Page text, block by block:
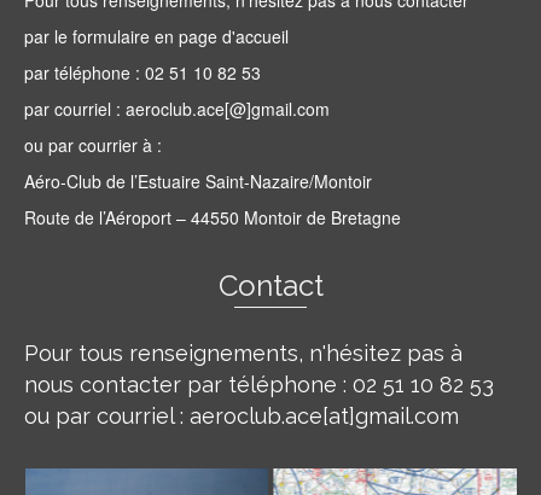
par le formulaire en page d'accueil
par téléphone : 02 51 10 82 53
par courriel : aeroclub.ace[@]gmail.com
ou par courrier à :
Aéro-Club de l’Estuaire Saint-Nazaire/Montoir
Route de l’Aéroport – 44550 Montoir de Bretagne
Contact
Pour tous renseignements, n'hésitez pas à
nous contacter par téléphone : 02 51 10 82 53
ou par courriel : aeroclub.ace[at]gmail.com